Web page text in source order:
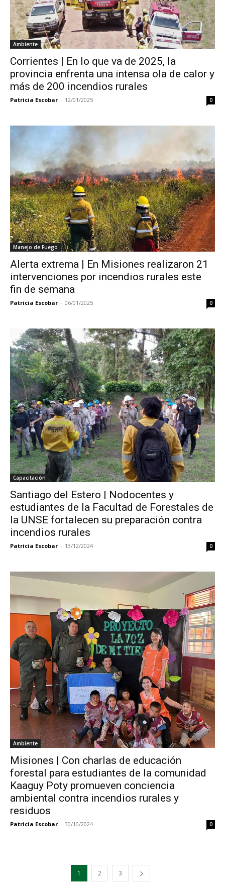
Ambiente
Corrientes | En lo que va de 2025, la
provincia enfrenta una intensa ola de calor y
más de 200 incendios rurales
Patricia Escobar - 12/01/2025 0
Manejo de Fuego
Alerta extrema | En Misiones realizaron 21
intervenciones por incendios rurales este
fin de semana
Patricia Escobar - 06/01/2025 0
Capacitación
Santiago del Estero | Nodocentes y
estudiantes de la Facultad de Forestales de
la UNSE fortalecen su preparación contra
incendios rurales
Patricia Escobar - 13/12/2024 0
Ambiente
Misiones | Con charlas de educación
forestal para estudiantes de la comunidad
Kaaguy Poty promueven conciencia
ambiental contra incendios rurales y
residuos
Patricia Escobar - 30/10/2024 0
1 2 3